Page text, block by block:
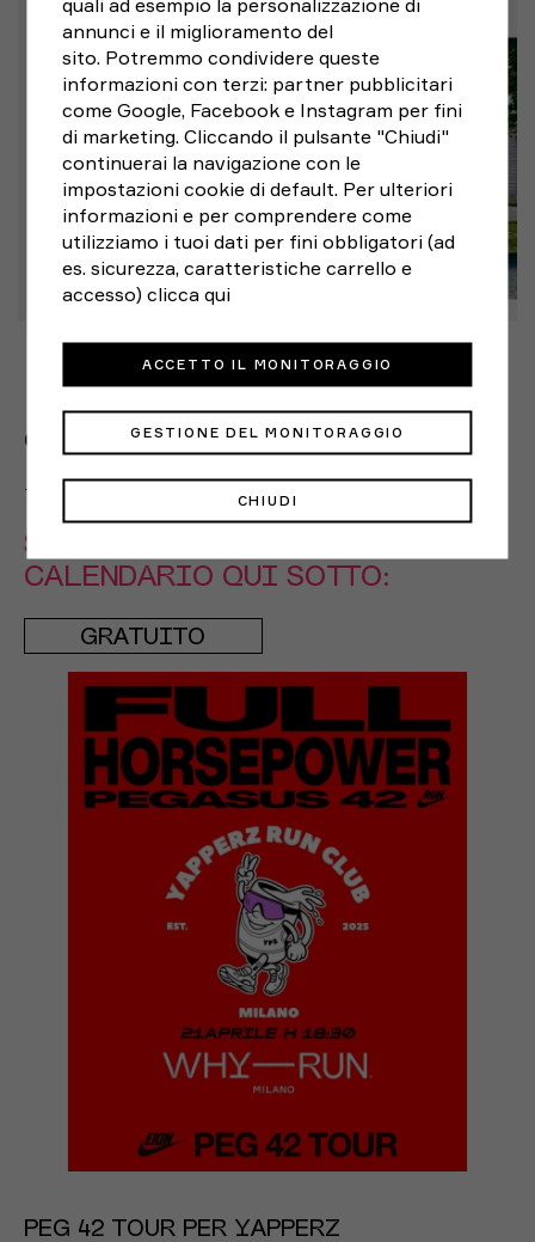
CREW DISTRICT SEMPIONE
Tutti i MERCOLEDI' e VENERDI' alle h. 6:30
SELEZIONA LA DATA DAL
CALENDARIO QUI SOTTO:
GRATUITO
PEG 42 TOUR PER YAPPERZ
annunci e il miglioramento del
sito. Potremmo condividere queste
informazioni con terzi: partner pubblicitari
come Google, Facebook e Instagram per fini
di marketing. Cliccando il pulsante "Chiudi"
continuerai la navigazione con le
impostazioni cookie di default. Per ulteriori
informazioni e per comprendere come
utilizziamo i tuoi dati per fini obbligatori (ad
es. sicurezza, caratteristiche carrello e
accesso)clicca qui
CHIUDI
GESTIONE DEL MONITORAGGIO
ACCETTO IL MONITORAGGIO